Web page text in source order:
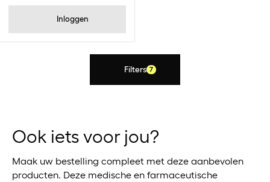
Inloggen
Filters 7
Ook iets voor jou?
Maak uw bestelling compleet met deze aanbevolen
producten. Deze medische en farmaceutische